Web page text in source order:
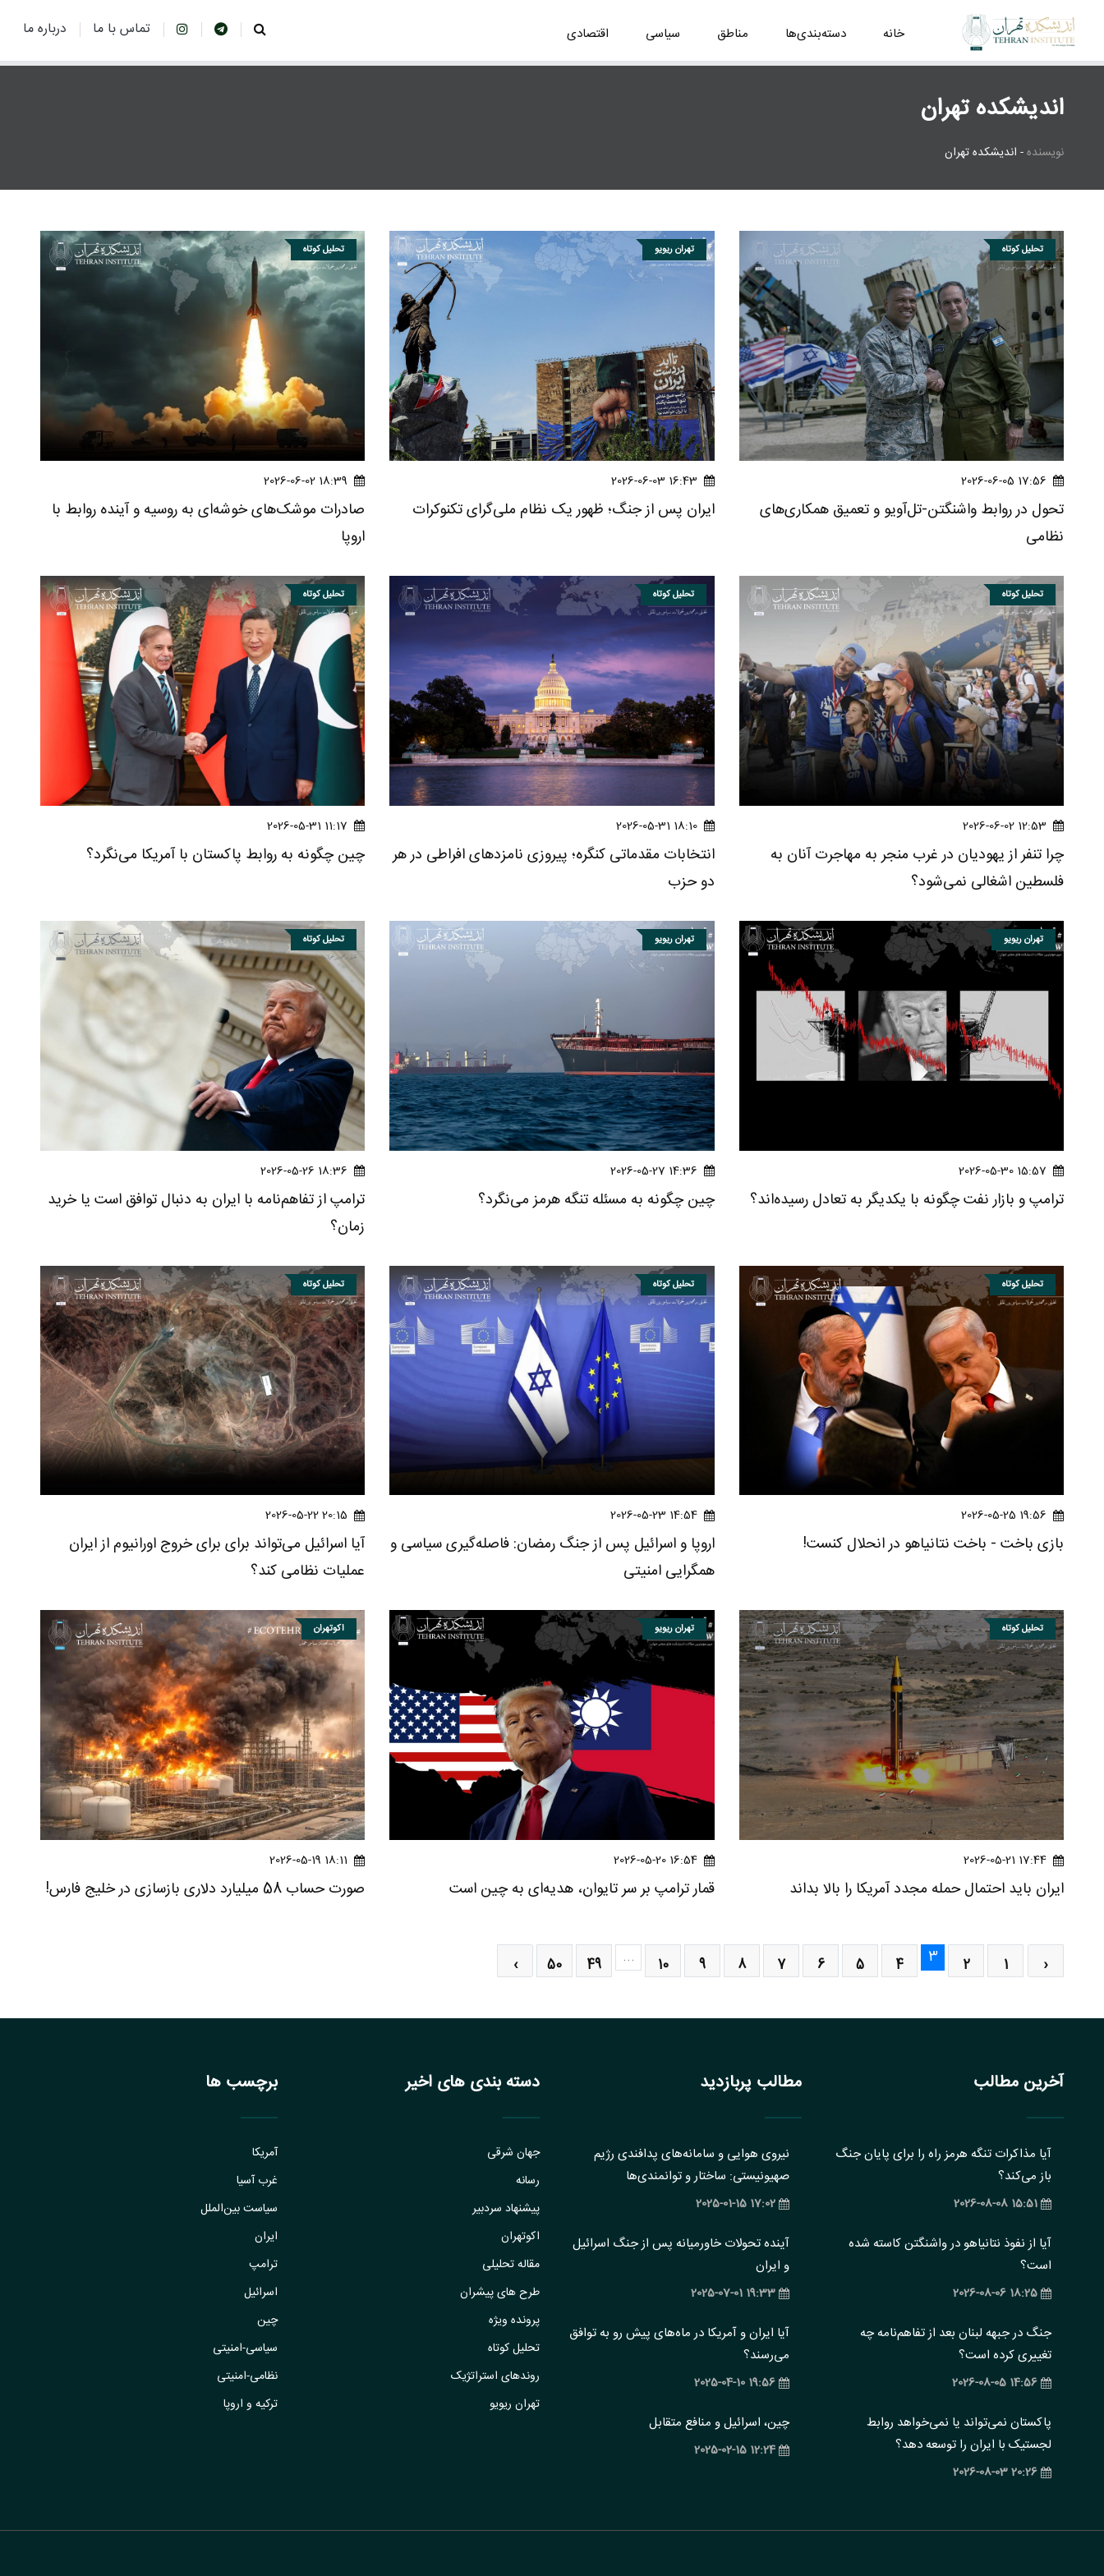
خانه دسته‌بندی‌ها مناطق سیاسی اقتصادی تماس با ما درباره ما
اندیشکده تهران
نویسنده- اندیشکده تهران
تحلیل کوتاه
17:56 2026-06-05
تحول در روابط واشنگتن-تل‌آویو و تعمیق همکاری‌های
نظامی
تهران ریویو
16:43 2026-06-03
ایران پس از جنگ؛ ظهور یک نظام ملی‌گرای تکنوکرات
تحلیل کوتاه
18:39 2026-06-02
صادرات موشک‌های خوشه‌ای به روسیه و آینده روابط با
اروپا
تحلیل کوتاه
12:53 2026-06-02
چرا تنفر از یهودیان در غرب منجر به مهاجرت آنان به
فلسطین اشغالی نمی‌شود؟
تحلیل کوتاه
18:10 2026-05-31
انتخابات مقدماتی کنگره؛ پیروزی نامزدهای افراطی در هر
دو حزب
تحلیل کوتاه
11:17 2026-05-31
چین چگونه به روابط پاکستان با آمریکا می‌نگرد؟
تهران ریویو
15:57 2026-05-30
ترامپ و بازار نفت چگونه با یکدیگر به تعادل رسیده‌اند؟
تهران ریویو
14:36 2026-05-27
چین چگونه به مسئله تنگه هرمز می‌نگرد؟
تحلیل کوتاه
18:36 2026-05-26
ترامپ از تفاهم‌نامه با ایران به دنبال توافق است یا خرید
زمان؟
تحلیل کوتاه
19:56 2026-05-25
بازی باخت - باخت نتانیاهو در انحلال کنست!
تحلیل کوتاه
14:54 2026-05-23
اروپا و اسرائیل پس از جنگ رمضان: فاصله‌گیری سیاسی و
همگرایی امنیتی
تحلیل کوتاه
20:15 2026-05-22
آیا اسرائیل می‌تواند برای برای خروج اورانیوم از ایران
عملیات نظامی کند؟
تحلیل کوتاه
17:44 2026-05-21
ایران باید احتمال حمله مجدد آمریکا را بالا بداند
تهران ریویو
16:54 2026-05-20
قمار ترامپ بر سر تایوان، هدیه‌ای به چین است
اکوتهران
18:11 2026-05-19
صورت‌ حساب 58 میلیارد دلاری بازسازی در خلیج فارس!
‹
1
2
3
4
5
6
7
8
9
10
...
49
50
›
آخرین مطالب
آیا مذاکرات تنگه هرمز راه را برای پایان جنگ
باز می‌کند؟
15:51 2026-08-08
آیا از نفوذ نتانیاهو در واشنگتن کاسته شده
است؟
18:25 2026-08-06
جنگ در جبهه لبنان بعد از تفاهم‌نامه چه
تغییری کرده است؟
14:56 2026-08-05
پاکستان نمی‌تواند یا نمی‌خواهد روابط
لجستیک با ایران را توسعه دهد؟
20:26 2026-08-03
مطالب پربازدید
نیروی هوایی و سامانه‌های پدافندی رژیم
صهیونیستی: ساختار و ‏توانمندی‌ها
17:02 2025-01-15
آینده تحولات خاورمیانه پس از جنگ اسرائیل
و ایران
19:33 2025-07-01
آیا ایران و آمریکا در ماه‌های پیش رو به توافق
می‌رسند؟
19:56 2025-04-10
چین، اسرائیل و منافع متقابل
12:24 2025-02-15
دسته بندی های اخیر
جهان شرقی
رسانه
پیشنهاد سردبیر
اکوتهران
مقاله تحلیلی
طرح های پیشران
پرونده ویژه
تحلیل کوتاه
روندهای استراتژیک
تهران ریویو
برچسب ها
آمریکا
غرب آسیا
سیاست بین‌الملل
ایران
ترامپ
اسرائیل
چین
سیاسی-امنیتی
نظامی-امنیتی
ترکیه و اروپا